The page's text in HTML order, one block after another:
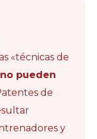
«técnicas de
no pueden
de
y